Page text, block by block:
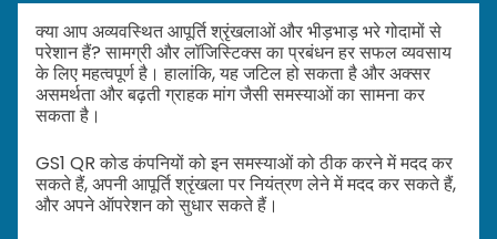
क्या आप अव्यवस्थित आपूर्ति श्रृंखलाओं और भीड़भाड़ भरे गोदामों से
परेशान हैं? सामग्री और लॉजिस्टिक्स का प्रबंधन हर सफल व्यवसाय
के लिए महत्वपूर्ण है। हालांकि, यह जटिल हो सकता है और अक्सर
असमर्थता और बढ़ती ग्राहक मांग जैसी समस्याओं का सामना कर
सकता है।
GS1 QR कोड कंपनियों को इन समस्याओं को ठीक करने में मदद कर
सकते हैं, अपनी आपूर्ति श्रृंखला पर नियंत्रण लेने में मदद कर सकते हैं,
और अपने ऑपरेशन को सुधार सकते हैं।